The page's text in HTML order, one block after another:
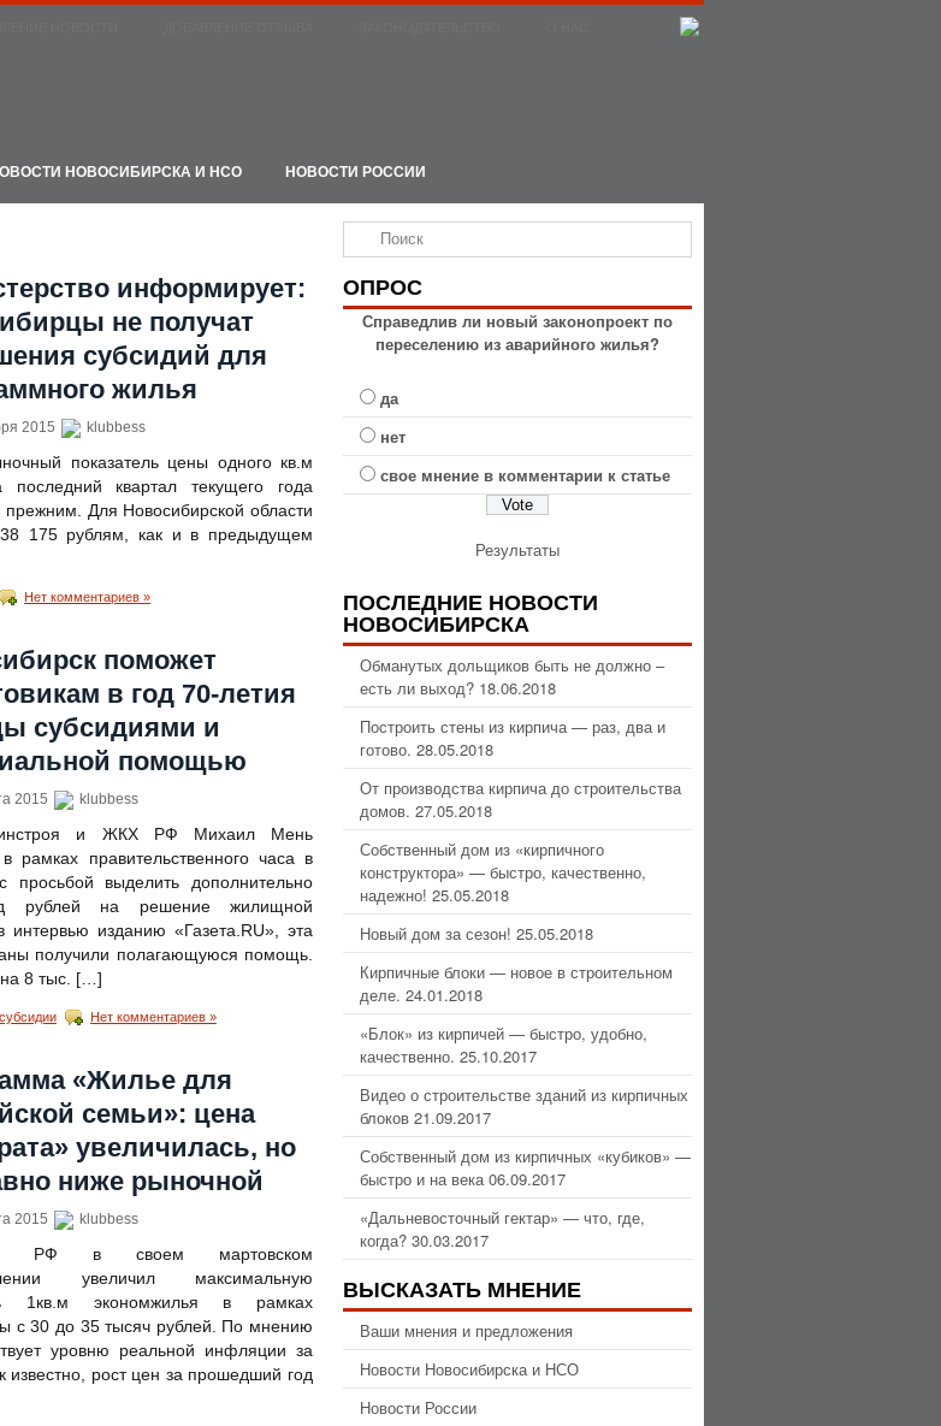
НОВОСИБИРСКА И НСО НОВОСТИ РОССИИ
информирует:
не получат
субсидий для
жилья
2015 klubbess
показатель цены одного кв.м
квартал текущего года
прежним. Для Новосибирской области
175 рублям, как и в предыдущем
Нет комментариев »
поможет
в год 70-летия
субсидиями и
помощью
2015 klubbess
и ЖКХ РФ Михаил Мень
рамках правительственного часа в
просьбой выделить дополнительно
рублей на решение жилищной
изданию «Газета.RU», эта
получили полагающуюся помощь.
8 тыс. […]
субсидии Нет комментариев »
«Жилье для
семьи»: цена
увеличилась, но
ниже рыночной
2015 klubbess
РФ в своем мартовском
увеличил максимальную
1кв.м экономжилья в рамках
с 30 до 35 тысяч рублей. По мнению
уровню реальной инфляции за
рост цен за прошедший год
ОПРОС
Справедлив ли новый законопроект по
переселению из аварийного жилья?
да
нет
свое мнение в комментарии к статье
Результаты
ПОСЛЕДНИЕ НОВОСТИ
НОВОСИБИРСКА
Обманутых дольщиков быть не должно –
есть ли выход? 18.06.2018
Построить стены из кирпича — раз, два и
готово. 28.05.2018
От производства кирпича до строительства
домов. 27.05.2018
Собственный дом из «кирпичного
конструктора» — быстро, качественно,
надежно! 25.05.2018
Новый дом за сезон! 25.05.2018
Кирпичные блоки — новое в строительном
деле. 24.01.2018
«Блок» из кирпичей — быстро, удобно,
качественно. 25.10.2017
Видео о строительстве зданий из кирпичных
блоков 21.09.2017
Собственный дом из кирпичных «кубиков» —
быстро и на века 06.09.2017
«Дальневосточный гектар» — что, где,
когда? 30.03.2017
ВЫСКАЗАТЬ МНЕНИЕ
Ваши мнения и предложения
Новости Новосибирска и НСО
Новости России